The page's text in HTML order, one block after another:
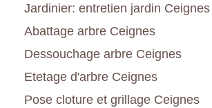
Jardinier: entretien jardin Ceignes
Abattage arbre Ceignes
Dessouchage arbre Ceignes
Etetage d'arbre Ceignes
Pose cloture et grillage Ceignes